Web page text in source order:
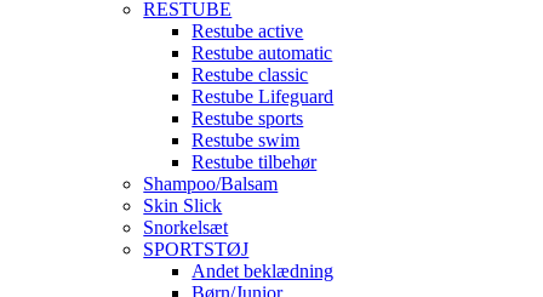
RESTUBE
Restube active
Restube automatic
Restube classic
Restube Lifeguard
Restube sports
Restube swim
Restube tilbehør
Shampoo/Balsam
Skin Slick
Snorkelsæt
SPORTSTØJ
Andet beklædning
Børn/Junior